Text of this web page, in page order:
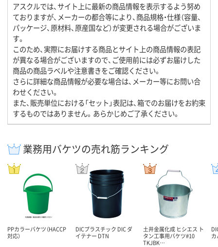
アスクルでは、サイト上に最新の商品情報を表示するよう努め
ておりますが、メーカーの都合等により、商品規格・仕様（容量、
パッケージ、原材料、原産国など）が変更される場合がございま
す。
このため、実際にお届けする商品とサイト上の商品情報の表記
が異なる場合がございますので、ご使用前には必ずお届けした
商品の商品ラベルや注意書きをご確認ください。
さらに詳細な商品情報が必要な場合は、メーカー等にお問い合
わせください。
また、販売単位における「セット」表記は、箱でのお届けをお約束
するものではありません。あらかじめご了承ください。
業務用バケツの売れ筋ランキング
PPカラーバケツ（HACCP
対応）
DICプラスチック DIC ダ
イテナー DTN
土井金属化成 ヒシエス ト
タン工事用バケツ#10
TKJBK…